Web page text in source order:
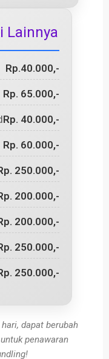
Lainnya
Rp.40.000,-
Rp. 65.000,-
Rp. 40.000,-
Rp. 60.000,-
250.000,-
200.000,-
200.000,-
250.000,-
250.000,-
dapat berubah
penawaran